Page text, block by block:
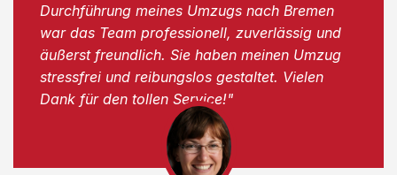
Durchführung meines Umzugs nach Bremen
war das Team professionell, zuverlässig und
äußerst freundlich. Sie haben meinen Umzug
stressfrei und reibungslos gestaltet. Vielen
Dank für den tollen Service!"